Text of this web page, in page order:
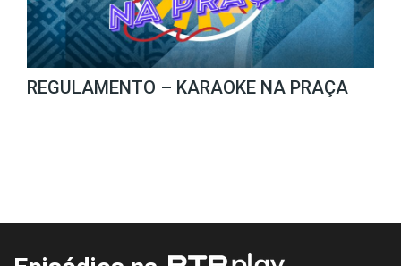
REGULAMENTO – KARAOKE NA PRAÇA